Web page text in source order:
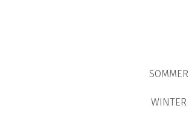
SOMMER
WINTER